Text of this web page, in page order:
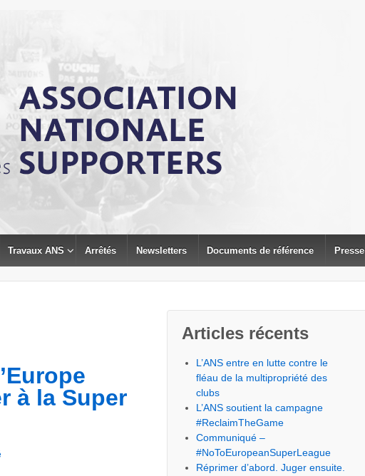
Travaux ANS Arrêtés Newsletters Documents de référence Presse
à la Super
Articles récents
L’ANS entre en lutte contre le
fléau de la multipropriété des
clubs
L’ANS soutient la campagne
#ReclaimTheGame
Communiqué –
#NoToEuropeanSuperLeague
Réprimer d’abord. Juger ensuite.